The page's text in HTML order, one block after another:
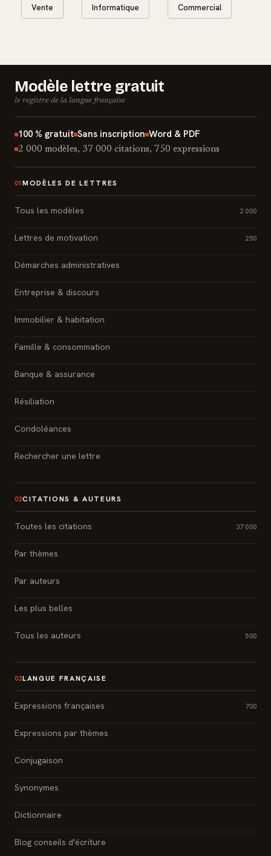
Vente Informatique Commercial
Modèle lettre gratuit
le registre de la langue française
100 % gratuit Sans inscription Word & PDF
2 000 modèles, 37 000 citations, 750 expressions
01 MODÈLES DE LETTRES
Tous les modèles 2 000
Lettres de motivation 250
Démarches administratives
Entreprise & discours
Immobilier & habitation
Famille & consommation
Banque & assurance
Résiliation
Condoléances
Rechercher une lettre
02CITATIONS & AUTEURS
Toutes les citations 37 000
Par thèmes
Par auteurs
Les plus belles
Tous les auteurs 500
03LANGUE FRANÇAISE
Expressions françaises 700
Expressions par thèmes
Conjugaison
Synonymes
Dictionnaire
Blog conseils d'écriture